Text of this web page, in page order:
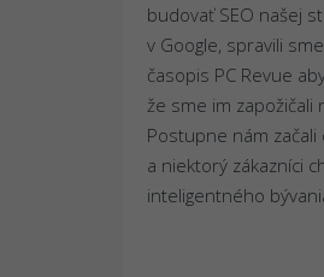
budovať SEO našej
v Google, spravili
časopis PC Revue
že sme im zapožičali
Postupne nám
a niektorý zákazníci
inteligentného